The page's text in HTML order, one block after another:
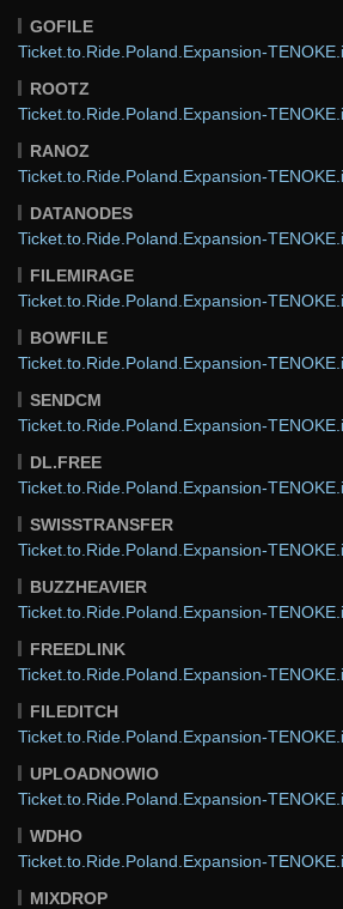
GOFILE
Ticket.to.Ride.Poland.Expansion-
ROOTZ
Ticket.to.Ride.Poland.Expansion-
RANOZ
Ticket.to.Ride.Poland.Expansion-
DATANODES
Ticket.to.Ride.Poland.Expansion-
FILEMIRAGE
Ticket.to.Ride.Poland.Expansion-
BOWFILE
Ticket.to.Ride.Poland.Expansion-
SENDCM
Ticket.to.Ride.Poland.Expansion-
DL.FREE
Ticket.to.Ride.Poland.Expansion-
SWISSTRANSFER
Ticket.to.Ride.Poland.Expansion-
BUZZHEAVIER
Ticket.to.Ride.Poland.Expansion-
FREEDLINK
Ticket.to.Ride.Poland.Expansion-
FILEDITCH
Ticket.to.Ride.Poland.Expansion-
UPLOADNOWIO
Ticket.to.Ride.Poland.Expansion-
WDHO
Ticket.to.Ride.Poland.Expansion-
MIXDROP